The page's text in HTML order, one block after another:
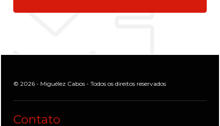
© 2026 - Miguélez Cabos - Todos os direitos reservados
Contato